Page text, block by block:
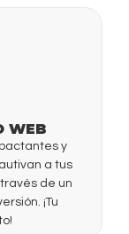
WEB
y
a tus
de un
¡Tu